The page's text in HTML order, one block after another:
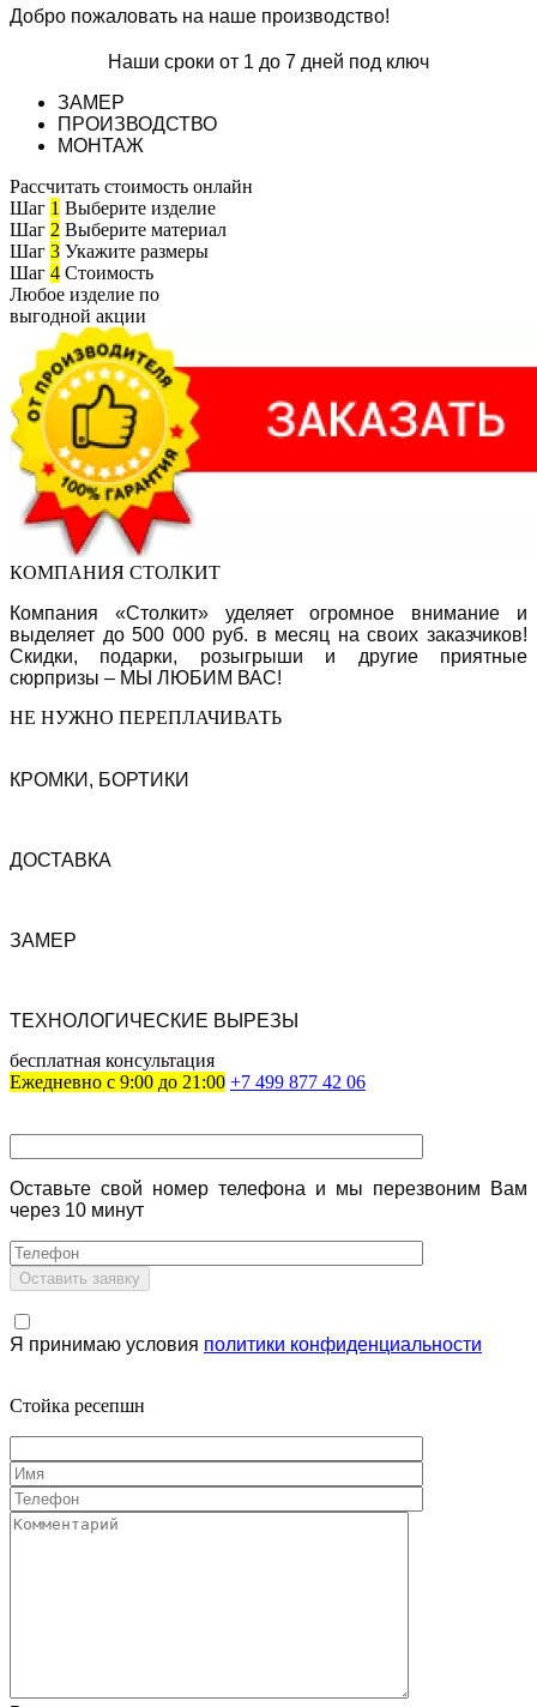
Добро пожаловать на наше производство!
Наши сроки от 1 до 7 дней под ключ
ЗАМЕР
ПРОИЗВОДСТВО
МОНТАЖ
Рассчитать стоимость онлайн
Шаг 1 Выберите изделие
Шаг 2 Выберите материал
Шаг 3 Укажите размеры
Шаг 4 Стоимость
Любое изделие по
выгодной акции
КОМПАНИЯ СТОЛКИТ
Компания «Столкит» уделяет огромное внимание и
выделяет до 500 000 руб. в месяц на своих заказчиков!
Скидки, подарки, розыгрыши и другие приятные
сюрпризы – МЫ ЛЮБИМ ВАС!
НЕ НУЖНО ПЕРЕПЛАЧИВАТЬ
КРОМКИ, БОРТИКИ
ДОСТАВКА
ЗАМЕР
ТЕХНО­ЛОГИЧЕСКИЕ ВЫРЕЗЫ
бесплатная консультация
Ежедневно с 9:00 до 21:00 +7 499 877 42 06
Оставьте свой номер телефона и мы перезвоним Вам
через 10 минут
Я принимаю условия политики конфиденциальности
Стойка ресепшн